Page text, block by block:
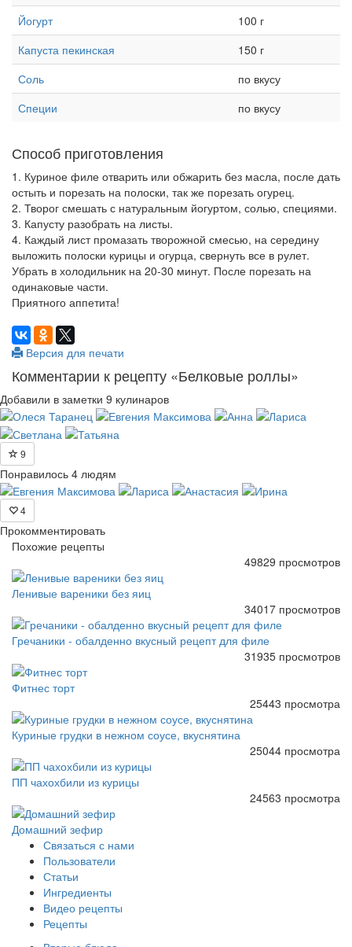
Йогурт
100 г
Капуста пекинская
150 г
Соль
по вкусу
Специи
по вкусу
Способ приготовления
1. Куриное филе отварить или обжарить без масла, после дать
остыть и порезать на полоски, так же порезать огурец.
2. Творог смешать с натуральным йогуртом, солью, специями.
3. Капусту разобрать на листы.
4. Каждый лист промазать творожной смесью, на середину
выложить полоски курицы и огурца, свернуть все в рулет.
Убрать в холодильник на 20-30 минут. После порезать на
одинаковые части.
Приятного аппетита!
Версия для печати
Комментарии к рецепту «Белковые роллы»
Добавили в заметки 9 кулинаров
9
Понравилось 4 людям
4
Прокомментировать
Похожие рецепты
49829 просмотров
Ленивые вареники без яиц
34017 просмотров
Гречаники - обалденно вкусный рецепт для филе
31935 просмотров
Фитнес торт
25443 просмотра
Куриные грудки в нежном соусе, вкуснятина
25044 просмотра
ПП чахохбили из курицы
24563 просмотра
Домашний зефир
Связаться с нами
Пользователи
Статьи
Ингредиенты
Видео рецепты
Рецепты